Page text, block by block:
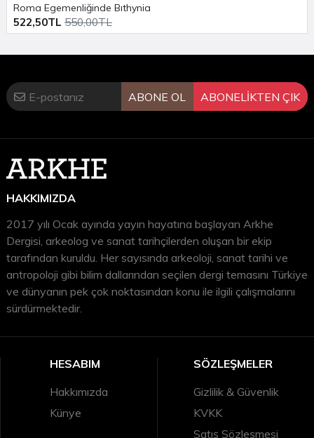
Roma Egemenliğinde Bıthynia
522,50TL 550,00TL
ABONE OL ABONELİKTEN ÇIK
HAKKIMIZDA
2017 yılı Ocak ayında yayın hayatına başlayan Arkhe
Dergisi, arkeolog ve sanat tarihçilerden oluşan bir ekip
tarafından kuruldu. Her sayısında arkeoloji, sanat tarihi ve
antropoloji gibi bilim dallarından seçilen dergi temasını Türkiye
ve dünyanın pek çok noktasından konu ile ilgili çalışmalarını
sürdürmektedir.
HESABIM
Hakkımızda
Künye
SÖZLEŞMELER
Gizlilik & Güvenlik
KVKK
Satış Sözleşmesi